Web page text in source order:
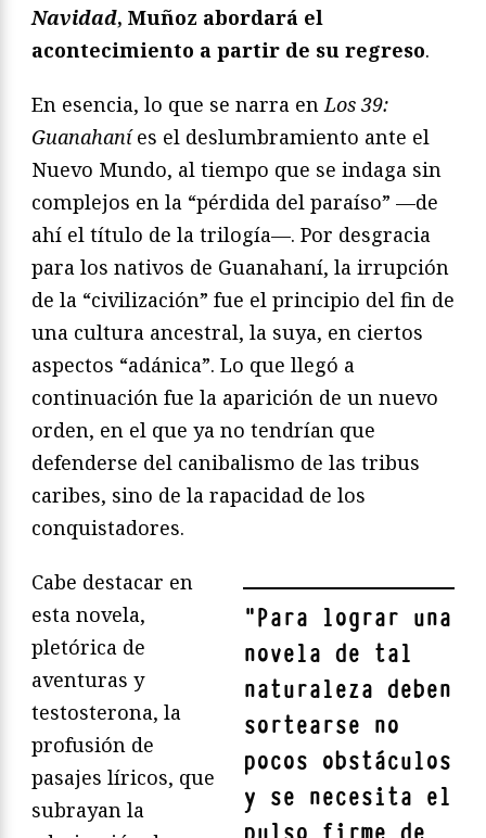
Navidad, Muñoz abordará el
acontecimiento a partir de su regreso.
En esencia, lo que se narra enLos 39:
Guanahaníes el deslumbramiento ante el
Nuevo Mundo, al tiempo que se indaga sin
complejos en la “pérdida del paraíso” —de
ahí el título de la trilogía—. Por desgracia
para los nativos de Guanahaní, la irrupción
de la “civilización” fue el principio del fin de
una cultura ancestral, la suya, en ciertos
aspectos “adánica”. Lo que llegó a
continuación fue la aparición de un nuevo
orden, en el que ya no tendrían que
defenderse del canibalismo de las tribus
caribes, sino de la rapacidad de los
conquistadores.
"Para lograr una
novela de tal
naturaleza deben
sortearse no
pocos obstáculos
y se necesita el
Cabe destacar en
esta novela,
pletórica de
aventuras y
testosterona, la
profusión de
pasajes líricos, que
subrayan la